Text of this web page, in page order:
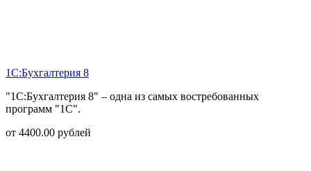
1С:Бухгалтерия 8
"1С:Бухгалтерия 8" – одна из самых востребованных
программ "1С".
от 4400.00 рублей